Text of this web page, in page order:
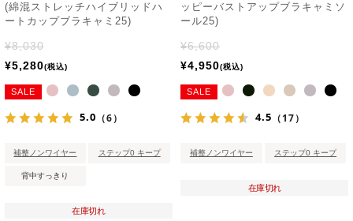
(綿混ストレッチハイブリッドハ
ートカップブラキャミ25)
¥8,030
¥5,280 税込
SALE
5.0 （6）
補整ノンワイヤー ステップ0 キープ
背中すっきり
在庫切れ
ッピーバストアップブラキャミソ
ール25)
¥6,600
¥4,950 税込
SALE
4.5 （17）
補整ノンワイヤー ステップ0 キープ
在庫切れ